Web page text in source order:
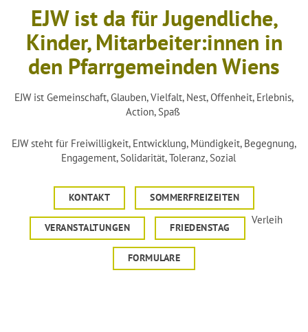
EJW ist da für Jugendliche,
Kinder, Mitarbeiter:innen in
den Pfarrgemeinden Wiens
EJW ist Gemeinschaft, Glauben, Vielfalt, Nest, Offenheit, Erlebnis,
Action, Spaß
EJW steht für Freiwilligkeit, Entwicklung, Mündigkeit, Begegnung,
Engagement, Solidarität, Toleranz, Sozial
KONTAKT SOMMERFREIZEITEN
VERANSTALTUNGEN FRIEDENSTAG
Verleih
FORMULARE